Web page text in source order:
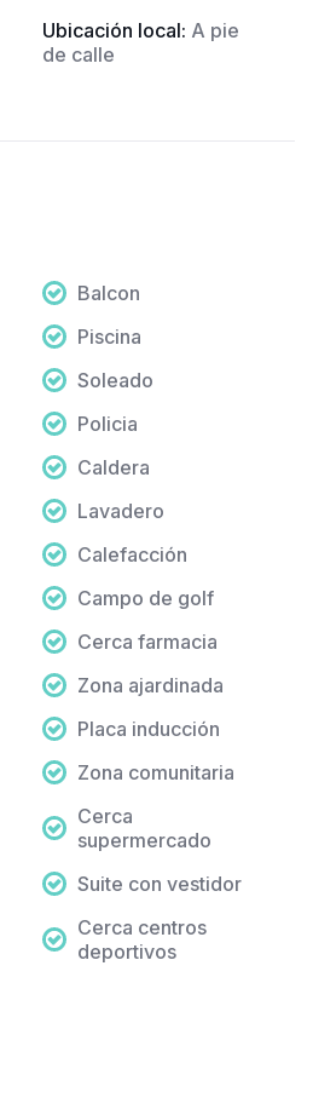
Ubicación local: A pie
de calle
Balcon
Piscina
Soleado
Policia
Caldera
Lavadero
Calefacción
Campo de golf
Cerca farmacia
Zona ajardinada
Placa inducción
Zona comunitaria
Cerca
supermercado
Suite con vestidor
Cerca centros
deportivos